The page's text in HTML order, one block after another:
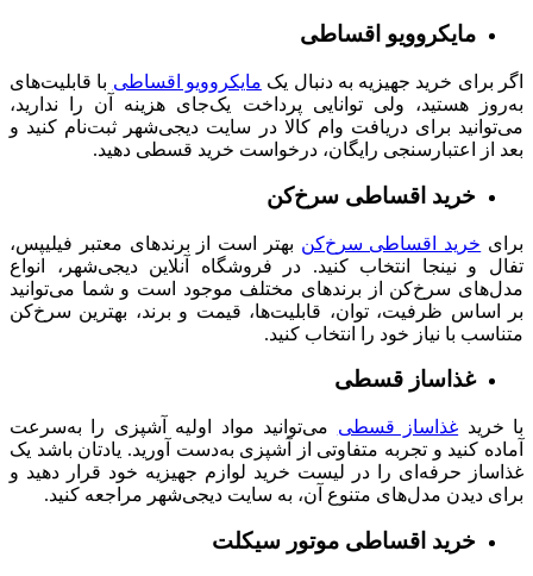
مایکروویو اقساطی
اگر برای خرید جهیزیه به دنبال یک مایکروویو اقساطی با قابلیت‌‌های
به‌روز هستید، ولی توانایی پرداخت یک‌جای هزینه آن را ندارید،
می‌توانید برای دریافت وام کالا در سایت دیجی‌شهر ثبت‌نام کنید و
بعد از اعتبارسنجی رایگان، درخواست خرید قسطی دهید.
خرید اقساطی سرخ‌کن
برای خرید اقساطی سرخ‌کن بهتر است از برندهای معتبر فیلیپس،
تفال و نینجا انتخاب کنید. در فروشگاه آنلاین دیجی‌شهر، انواع
مدل‌های سرخ‌کن از برندهای مختلف موجود است و شما می‌توانید
بر اساس ظرفیت، توان، قابلیت‌ها، قیمت و برند، بهترین سرخ‌کن
متناسب با نیاز خود را انتخاب کنید.
غذاساز قسطی
با خرید غذاساز قسطی می‌توانید مواد اولیه آشپزی را به‌سرعت
آماده کنید و تجربه متفاوتی از آشپزی به‌دست آورید. یادتان باشد یک
غذاساز حرفه‌ای را در لیست خرید لوازم جهیزیه خود قرار دهید و
برای دیدن مدل‌های متنوع آن، به سایت دیجی‌شهر مراجعه کنید.
خرید اقساطی موتور سیکلت